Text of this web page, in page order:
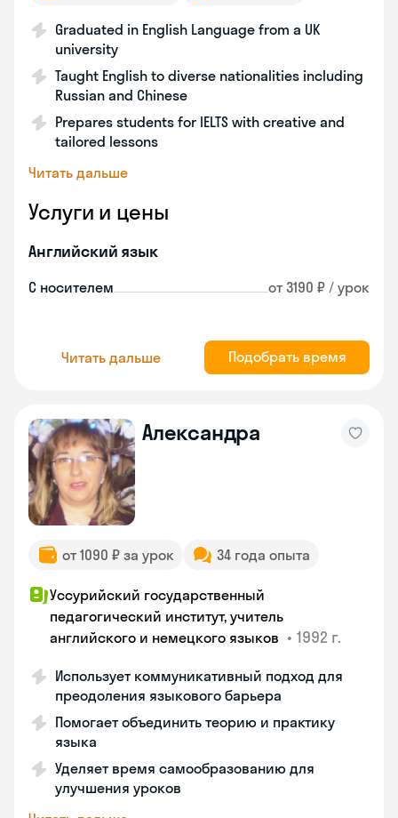
Graduated in English Language from a UK
university
Taught English to diverse nationalities including
Russian and Chinese
Prepares students for IELTS with creative and
tailored lessons
Читать дальше
Услуги и цены
Английский язык
С носителем от 3190 ₽ / урок
Читать дальше Подобрать время
Александра
от 1090 ₽ за урок 34 года опыта
Уссурийский государственный
педагогический институт, учитель
английского и немецкого языков • 1992 г.
Использует коммуникативный подход для
преодоления языкового барьера
Помогает объединить теорию и практику
языка
Уделяет время самообразованию для
улучшения уроков